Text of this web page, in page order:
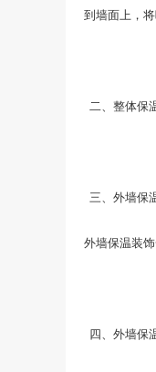
到墙面上，
二、整体保
三、 外墙保
外墙保温装
四、 外墙保